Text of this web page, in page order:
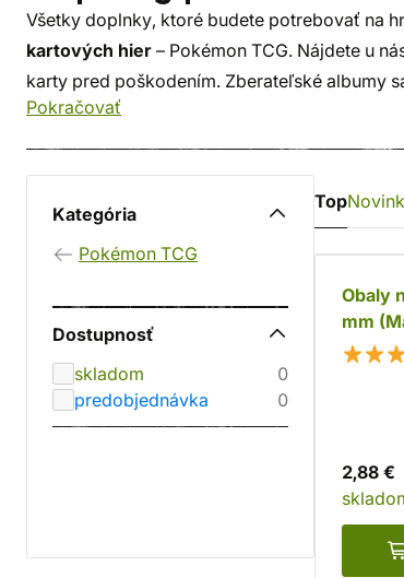
Všetky doplnky, ktoré budete potrebovať na
kartových hier – Pokémon TCG. Nájdete u
karty pred poškodením. Zberateľské albumy
Pokémonských kariet. Tiež krabičky na vaše
Pokračovať
Kategória
Pokémon TCG
Dostupnosť
skladom
0
predobjednávka
0
Top
Obaly
mm
2,88 €